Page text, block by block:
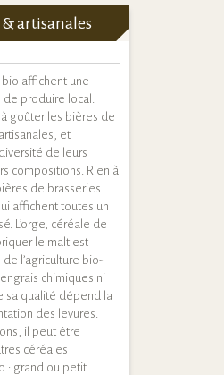
& artisanales
bio affichent une
produire local.
à goûter les bières de
et
de leurs
compositions. Rien à
de brasseries
affichent toutes un
L’orge, céréale de
le malt est
l’agriculture bio-
chimiques ni
sa qualité dépend la
des levures.
il peut être
céréales
: grand ou petit